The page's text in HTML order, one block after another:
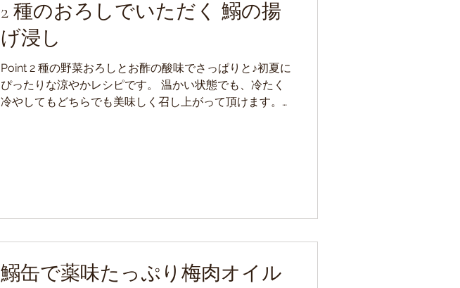
2 種のおろしでいただく 鰯の揚
げ浸し
Point 2 種の野菜おろしとお酢の酸味でさっぱりと♪初夏に
ぴったりな涼やかレシピです。 温かい状態でも、冷たく
冷やしてもどちらでも美味しく召し上がって頂けます。
鰯缶で薬味たっぷり梅肉オイル